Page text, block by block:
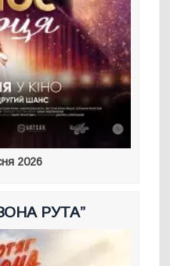
2026
РУТА”